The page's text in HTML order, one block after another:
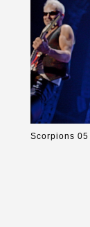
Scorpions 05